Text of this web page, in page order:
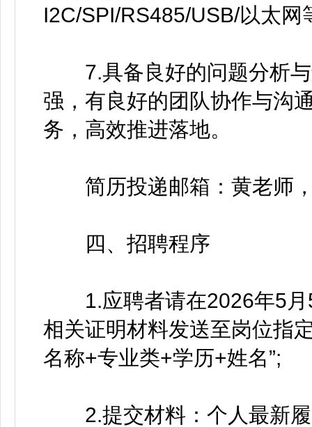
I2C/SPI/RS485/USB/以太
7.具备良好的问题分析与
强，有良好的团队协作与沟
务，高效推进落地。
简历投递邮箱：黄老师，
四、招聘程序
1.应聘者请在2026年5月5
相关证明材料发送至岗位指
名称+专业类+学历+姓名”;
2.提交材料：个人最新履